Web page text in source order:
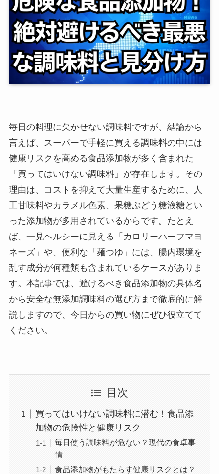
毎日の料理に欠かせない調味料ですが、結論から
言えば、スーパーで手軽に買える調味料の中には
健康リスクを高める食品添加物が多く含まれた
「買ってはいけない調味料」が存在します。その
理由は、コストを抑えて大量生産するために、人
工甘味料やカラメル色素、果糖ぶどう糖液糖とい
った添加物が多用されているからです。たとえ
ば、一見ヘルシーに見える「カロリーハーフマヨ
ネーズ」や、便利な「麺つゆ」には、腸内環境を
乱す成分が何種類も含まれているケースがありま
す。本記事では、避けるべき食品添加物の具体名
から安全な無添加調味料の選び方まで徹底的に解
説しますので、今日からの買い物にぜひ役立てて
ください。
目次
買ってはいけない調味料に潜む！食品添
加物の危険性と健康リスク
毎日使う調味料が危ない？現代の食卓事
情
食品添加物がもたらす健康リスクとは？